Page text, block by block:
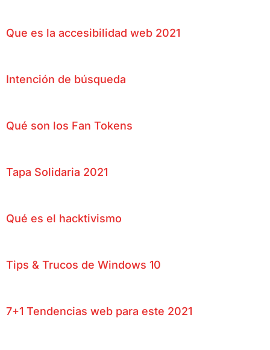
Que es la accesibilidad web 2021
Intención de búsqueda
Qué son los Fan Tokens
Tapa Solidaria 2021
Qué es el hacktivismo
Tips & Trucos de Windows 10
7+1 Tendencias web para este 2021